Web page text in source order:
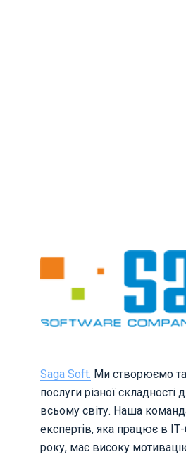
Saga Soft. Ми створюємо
послуги різної складності
всьому світу. Наша
експертів, яка працює в ІТ-
року, має високу